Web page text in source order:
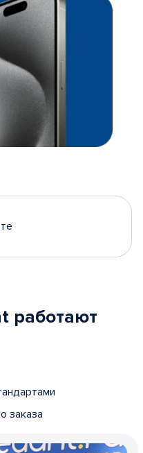
работают
заказа